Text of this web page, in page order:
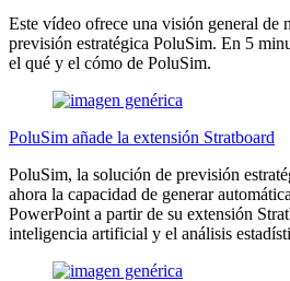
Este vídeo ofrece una visión general de
previsión estratégica PoluSim. En 5
el qué y el cómo de PoluSim.
PoluSim añade la extensión Stratboard
PoluSim, la solución de previsión
ahora la capacidad de generar
PowerPoint a partir de su extensión
inteligencia artificial y el análisis